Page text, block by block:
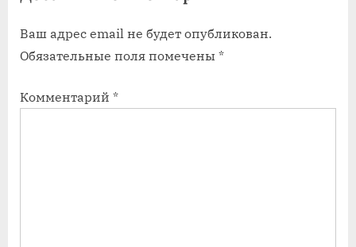
п
и
ь
п
и
ь
Ваш адрес email не будет опубликован.
Обязательные поля помечены *
Комментарий *